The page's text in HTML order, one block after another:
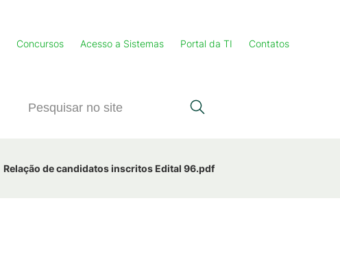
Concursos Acesso a Sistemas Portal da TI Contatos
Relação de candidatos inscritos Edital 96.pdf